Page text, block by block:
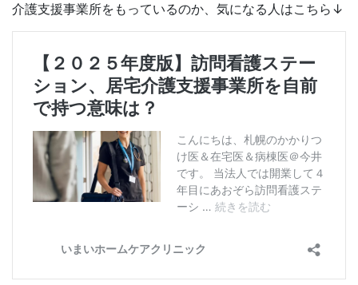
介護支援事業所をもっているのか、気になる人はこちら↓